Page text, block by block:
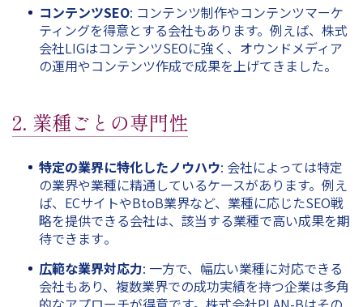
コンテンツSEO: コンテンツ制作やコンテンツマーケ
ティングを得意とする会社もあります。例えば、株式
会社LIGはコンテンツSEOに強く、オウンドメディア
の運用やコンテンツ作成で成果を上げてきました。
2. 業種ごとの専門性
特定の業界に特化したノウハウ: 会社によっては特定
の業界や業種に精通しているケースがあります。例え
ば、ECサイトやBtoB業界など、業種に応じたSEO戦
略を提供できる会社は、該当する業種で高い成果を期
待できます​。
広範な業界対応力: 一方で、幅広い業種に対応できる
会社もあり、複数業界での成功実績を持つ企業は多角